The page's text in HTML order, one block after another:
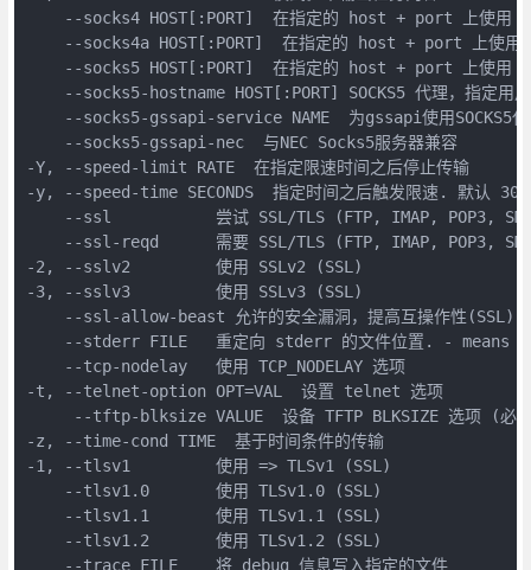
--socks4 HOST[:PORT]  在指定的 host + port 上使用
--socks4a HOST[:PORT]  在指定的 host + port 上使用
--socks5 HOST[:PORT]  在指定的 host + port 上使用
--socks5-hostname HOST[:PORT] SOCKS5 代理，指定用户
--socks5-gssapi-service NAME  为gssapi使用SOCKS5
    --socks5-gssapi-nec  与NEC Socks5服务器兼容
-Y, --speed-limit RATE  在指定限速时间之后停止传输
-y, --speed-time SECONDS  指定时间之后触发限速. 默认 30
--ssl           尝试 SSL/TLS (FTP, IMAP, POP3,
--ssl-reqd      需要 SSL/TLS (FTP, IMAP, POP3,
-2, --sslv2         使用 SSLv2 (SSL)
-3, --sslv3         使用 SSLv3 (SSL)
    --ssl-allow-beast 允许的安全漏洞，提高互操作性(SSL)
--stderr FILE   重定向 stderr 的文件位置. - means
    --tcp-nodelay   使用 TCP_NODELAY 选项
-t, --telnet-option OPT=VAL  设置 telnet 选项
--tftp-blksize VALUE  设备 TFTP BLKSIZE 选项 (必
-z, --time-cond TIME  基于时间条件的传输
-1, --tlsv1         使用 => TLSv1 (SSL)
    --tlsv1.0       使用 TLSv1.0 (SSL)
    --tlsv1.1       使用 TLSv1.1 (SSL)
    --tlsv1.2       使用 TLSv1.2 (SSL)
    --trace FILE    将 debug 信息写入指定的文件